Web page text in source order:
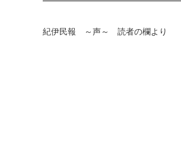
紀伊民報 ～声～ 読者の欄より